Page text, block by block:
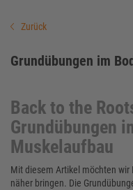
Zurück
Grundübungen im
Back to the
Grundübungen
Muskelaufbau
Mit diesem Artikel möchten wir
näher bringen. Die